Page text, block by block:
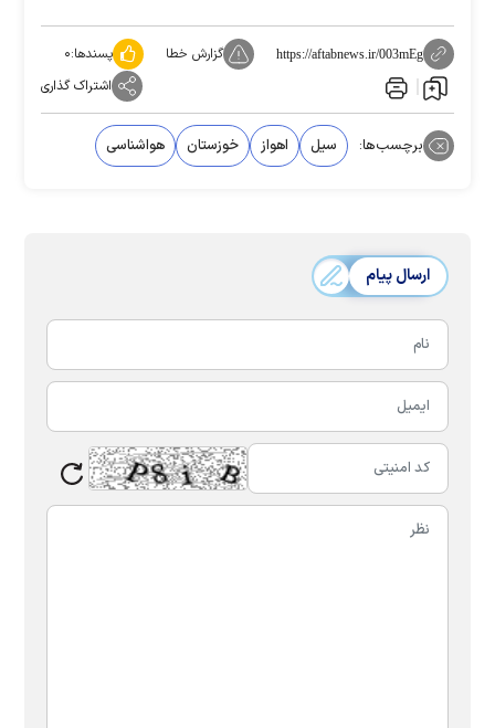
https://aftabnews.ir/003mEg گزارش خطا پسندها:۰
اشتراک گذاری
برچسب‌ها: سیل اهواز خوزستان هواشناسی
ارسال پیام